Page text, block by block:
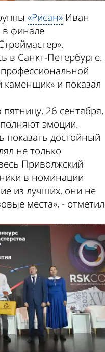
«Рисан» Иван
в финале
в Санкт-Петербурге.
и показал
26 сентября,
эмоции.
показать достойный
не только
Приволжский
в номинации
из лучших, они не
места», - отметил